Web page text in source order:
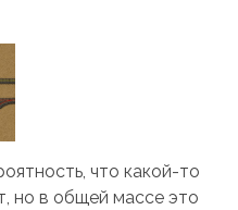
что какой-то
но в общей массе это